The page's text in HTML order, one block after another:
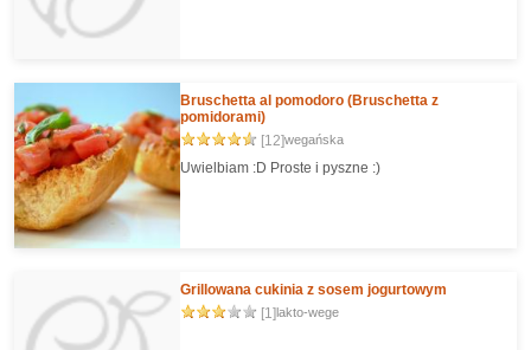
Bruschetta al pomodoro (Bruschetta z
pomidorami)
[12]wegańska
Uwielbiam :D Proste i pyszne :)
Grillowana cukinia z sosem jogurtowym
[1]lakto-wege